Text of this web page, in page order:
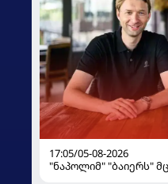
17:05/05-08-2026
"ნაპოლიმ" "ბაიერს"